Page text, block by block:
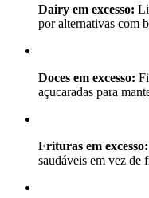
Dairy em excesso:
por alternativas com
Doces em excesso:
açucaradas para
Frituras em excesso:
saudáveis em vez de